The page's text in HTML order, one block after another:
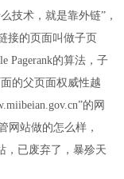
技术，就是靠外链”，
接的页面叫做子页
Pagerank的算法，子
的父页面权威性越
的网
网站做的怎么样，
，已废弃了，暴殄天